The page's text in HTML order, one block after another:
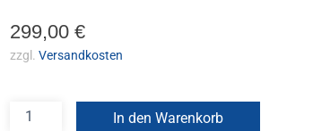
299,00 €
zzgl. Versandkosten
In den Warenkorb